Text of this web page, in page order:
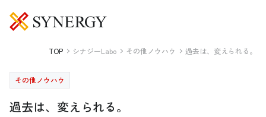
TOP シナジーLabo その他ノウハウ 過去は、変えられる。
その他ノウハウ
過去は、変えられる。